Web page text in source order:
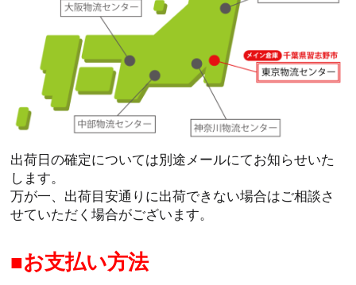
出荷日の確定については別途メールにてお知らせいた
します。
万が一、出荷目安通りに出荷できない場合はご相談さ
せていただく場合がございます。
お支払い方法